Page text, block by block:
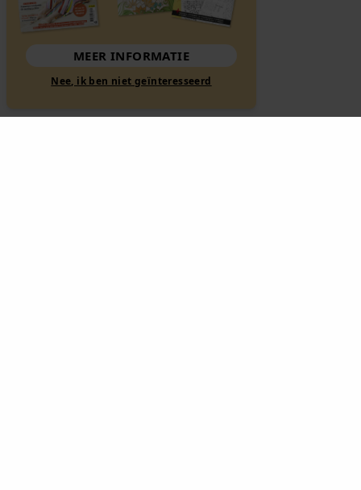
MEER INFORMATIE
Nee, ik ben niet geïnteresseerd